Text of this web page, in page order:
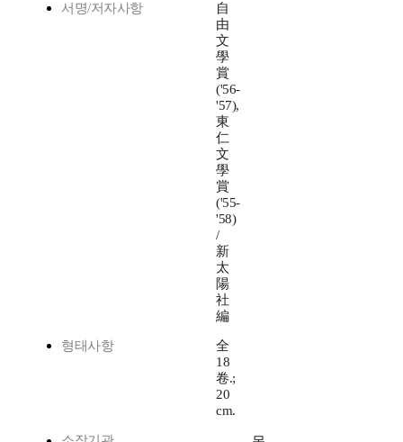
서명/저자사항
自
由
文
學
賞
('56-
'57),
東
仁
文
學
賞
('55-
'58)
/
新
太
陽
社
編
형태사항
全
18
卷.;
20
cm.